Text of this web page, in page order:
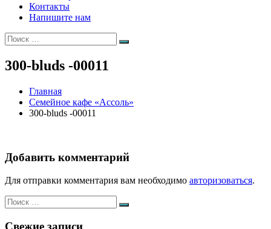
Контакты
Напишите нам
Искать:
Поиск
300-bluds -00011
Главная
Семейное кафе «Ассоль»
300-bluds -00011
Добавить комментарий
Для отправки комментария вам необходимо авторизоваться.
Искать:
Поиск
Свежие записи